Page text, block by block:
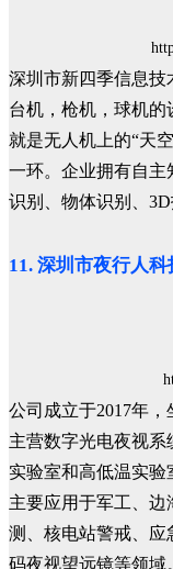
深圳市新四季信息技
台机，枪机，球机的
就是无人机上的“天
一环。企业拥有自主
识别、物体识别、
11. 深圳市夜行人科
公司成立于2017年，
主营数字光电夜视
实验室和高低温实验
主要应用于军工、
测、核电站警戒、应
码夜视望远镜等领域